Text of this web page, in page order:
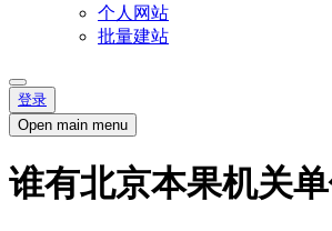
个人网站
批量建站
登录
Open main menu
谁有北京本果机关